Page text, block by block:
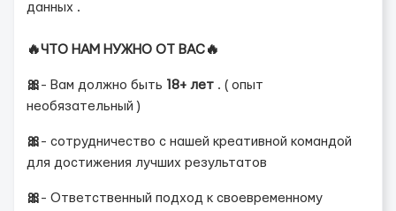
данных .
🔥ЧТО НАМ НУЖНО ОТ ВАС🔥
🎀 - Вам должно быть 18+ лет . ( опыт
необязательный )
🎀 - сотрудничество с нашей креативной командой
для достижения лучших результатов
🎀 - Ответственный подход к своевременному